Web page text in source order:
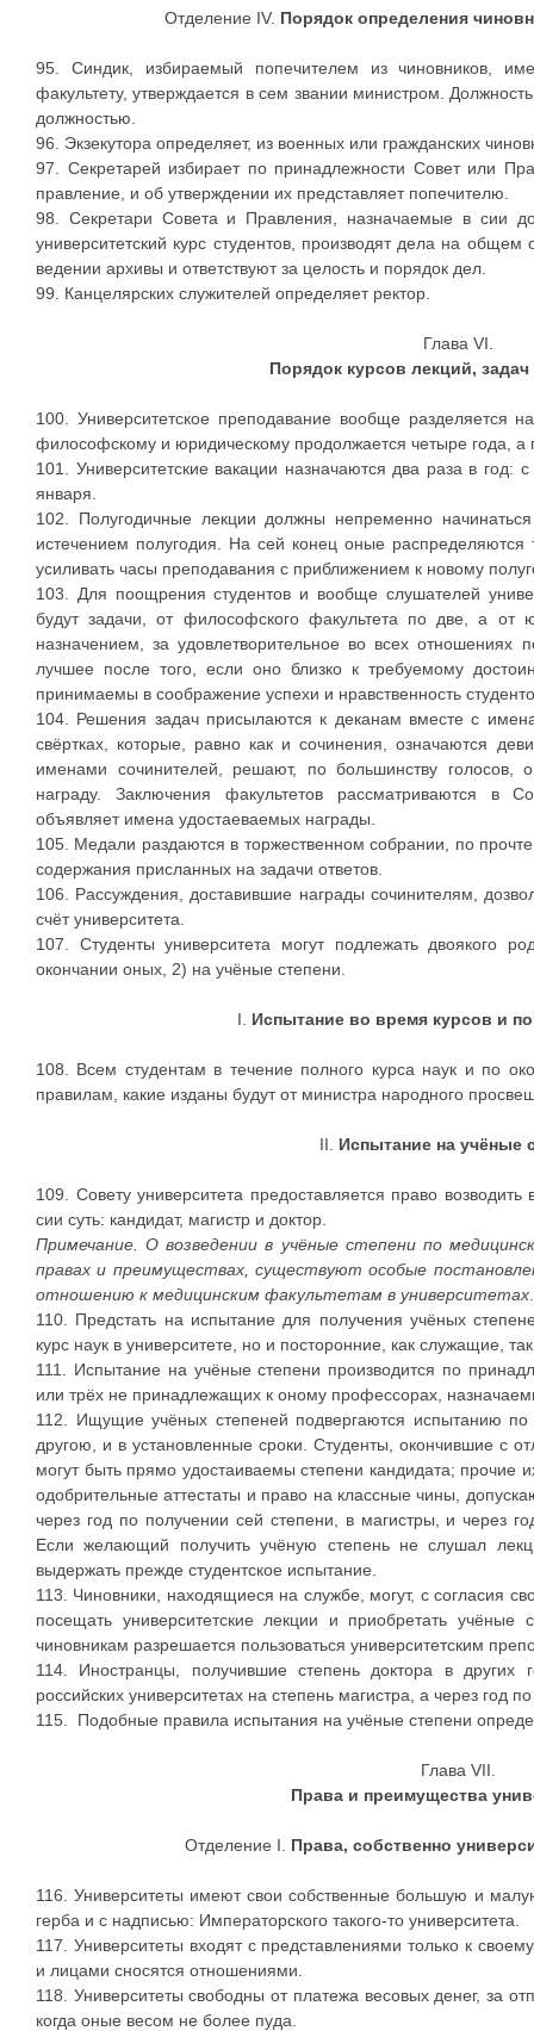
Отделение IV. Порядок определения
95. Синдик, избираемый попечителем из чиновников,
факультету, утверждается в сем звании министром.
должностью.
96. Экзекутора определяет, из военных или гражданских
97. Секретарей избирает по принадлежности Совет или
правление, и об утверждении их представляет попечителю.
98. Секретари Совета и Правления, назначаемые в сии
университетский курс студентов, производят дела на
ведении архивы и ответствуют за целость и порядок дел.
99. Канцелярских служителей определяет ректор.
Глава VI.
Порядок курсов лекций,
100. Университетское преподавание вообще разделяется
философскому и юридическому продолжается четыре года, а
101. Университетские вакации назначаются два раза в
января.
102. Полугодичные лекции должны непременно
истечением полугодия. На сей конец оные
усиливать часы преподавания с приближением к новому
103. Для поощрения студентов и вообще слушателей
будут задачи, от философского факультета по две, а от
назначением, за удовлетворительное во всех отношениях
лучшее после того, если оно близко к требуемому
принимаемы в соображение успехи и нравственность
104. Решения задач присылаются к деканам вместе с
свёртках, которые, равно как и сочинения, означаются
именами сочинителей, решают, по большинству голосов,
награду. Заключения факультетов рассматриваются в
объявляет имена удостаеваемых награды.
105. Медали раздаются в торжественном собрании, по
содержания присланных на задачи ответов.
106. Рассуждения, доставившие награды сочинителям,
счёт университета.
107. Студенты университета могут подлежать двоякого
окончании оных, 2) на учёные степени.
I. Испытание во время курсов и
108. Всем студентам в течение полного курса наук и по
правилам, какие изданы будут от министра народного
II. Испытание на учёные
109. Совету университета предоставляется право
сии суть: кандидат, магистр и доктор.
Примечание. О возведении в учёные степени по
правах и преимуществах, существуют особые
отношению к медицинским факультетам в университетах
110. Предстать на испытание для получения учёных
курс наук в университете, но и посторонние, как служащие,
111. Испытание на учёные степени производится по
или трёх не принадлежащих к оному профессорах,
112. Ищущие учёных степеней подвергаются испытанию по
другою, и в установленные сроки. Студенты, окончившие с
могут быть прямо удостаиваемы степени кандидата; прочие
одобрительные аттестаты и право на классные чины,
через год по получении сей степени, в магистры, и через
Если желающий получить учёную степень не слушал
выдержать прежде студентское испытание.
113. Чиновники, находящиеся на службе, могут, с согласия
посещать университетские лекции и приобретать
чиновникам разрешается пользоваться университетским
114. Иностранцы, получившие степень доктора в других
российских университетах на степень магистра, а через год
115. Подобные правила испытания на учёные степени
Глава VII.
Права и преимущества
Отделение I. Права, собственно
116. Университеты имеют свои собственные большую и
герба и с надписью: Императорского такого-то университета.
117. Университеты входят с представлениями только к
и лицами сносятся отношениями.
118. Университеты свободны от платежа весовых денег, за
когда оные весом не более пуда.